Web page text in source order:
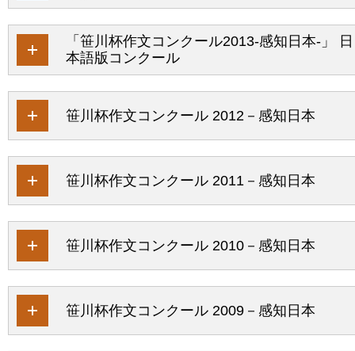
「笹川杯作文コンクール2013-感知日本-」 日
本語版コンクール
笹川杯作文コンクール 2012－感知日本
笹川杯作文コンクール 2011－感知日本
笹川杯作文コンクール 2010－感知日本
笹川杯作文コンクール 2009－感知日本